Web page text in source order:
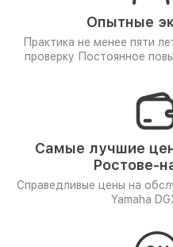
Опытные
Практика не менее пяти
проверку Постоянное
Самые лучшие
Ростове-
Справедливые цены на
Yamaha